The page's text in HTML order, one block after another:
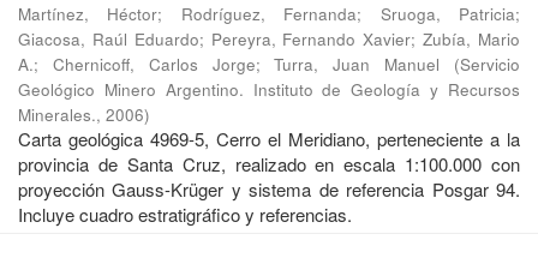
Martínez, Héctor; Rodríguez, Fernanda; Sruoga, Patricia;
Giacosa, Raúl Eduardo; Pereyra, Fernando Xavier;Zubía, Mario
A.; Chernicoff, Carlos Jorge;Turra, Juan Manuel (Servicio
Geológico Minero Argentino. Instituto de Geología y Recursos
Minerales., 2006)
Carta geológica 4969-5, Cerro el Meridiano, perteneciente a la
provincia de Santa Cruz, realizado en escala 1:100.000 con
proyección Gauss-Krüger y sistema de referencia Posgar 94.
Incluye cuadro estratigráfico y referencias.